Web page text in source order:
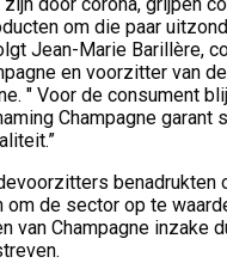
om die paar
Jean-Marie Barillère,
en voorzitter van
" Voor de consument
Champagne garant
benadrukten
om de sector op te
van Champagne inzake